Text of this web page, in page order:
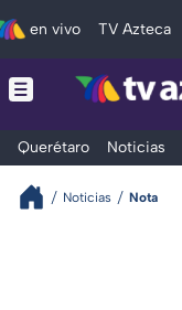
en vivo TV Azteca
Querétaro Noticias
Noticias Nota